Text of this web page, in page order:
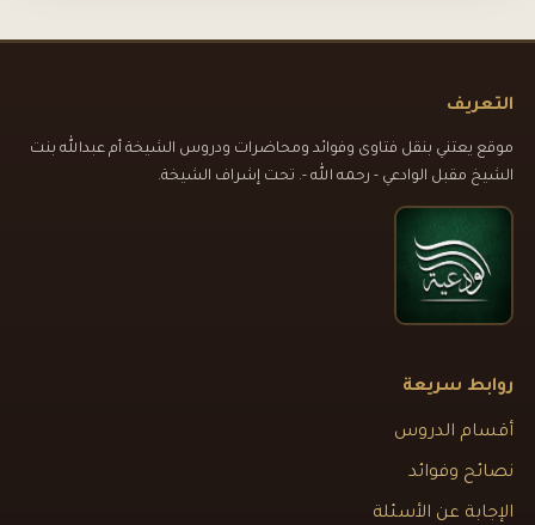
التعريف
موقع يعتني بنقل فتاوى وفوائد ومحاضرات ودروس الشيخة أم عبدالله بنت
الشيخ مقبل الوادعي - رحمه الله -. تحت إشراف الشيخة.
روابط سريعة
أقسام الدروس
نصائح وفوائد
الإجابة عن الأسئلة